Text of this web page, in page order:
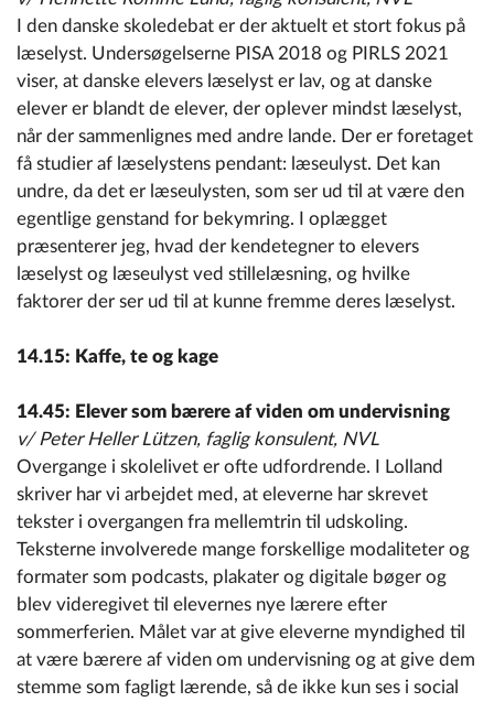
I den danske skoledebat er der aktuelt et stort fokus på
læselyst. Undersøgelserne PISA 2018 og PIRLS 2021
viser, at danske elevers læselyst er lav, og at danske
elever er blandt de elever, der oplever mindst læselyst,
når der sammenlignes med andre lande. Der er foretaget
få studier af læselystens pendant: læseulyst. Det kan
undre, da det er læseulysten, som ser ud til at være den
egentlige genstand for bekymring. I oplægget
præsenterer jeg, hvad der kendetegner to elevers
læselyst og læseulyst ved stillelæsning, og hvilke
faktorer der ser ud til at kunne fremme deres læselyst.
14.15: Kaffe, te og kage
14.45: Elever som bærere af viden om undervisning
v/ Peter Heller Lützen, faglig konsulent, NVL
Overgange i skolelivet er ofte udfordrende. I Lolland
skriver har vi arbejdet med, at eleverne har skrevet
tekster i overgangen fra mellemtrin til udskoling.
Teksterne involverede mange forskellige modaliteter og
formater som podcasts, plakater og digitale bøger og
blev videregivet til elevernes nye lærere efter
sommerferien. Målet var at give eleverne myndighed til
at være bærere af viden om undervisning og at give dem
stemme som fagligt lærende, så de ikke kun ses i social